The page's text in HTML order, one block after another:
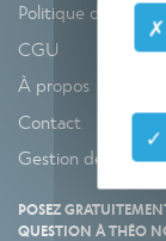
Politique de
CGU
À propos
Contact
Gestion des
POSEZ
QUESTION À THÉO
✗
✓